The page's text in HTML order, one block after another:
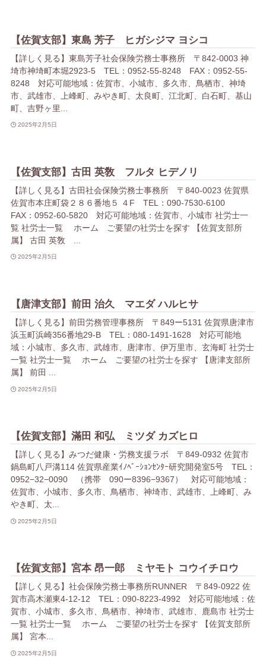
【佐賀支部】東島 芳子 ヒガシジマ ヨシコ
【詳しく見る】東島芳子社会保険労務士事務所 〒842-0003 神
埼市神埼町本堀2923-5 TEL：0952-55-8248 FAX：0952-55-
8248 対応可能地域：佐賀市、小城市、多久市、鳥栖市、神埼
市、武雄市、上峰町、みやき町、太良町、江北町、白石町、基山
町、吉野ヶ里...
2025年2月5日
【佐賀支部】古田 英敎 フルタ ヒデノリ
【詳しく見る】古田社会保険労務士事務所 〒840-0023 佐賀県
佐賀市本庄町袋２８６番地５ ４F TEL：090-7530-6100
FAX：0952-60-5820 対応可能地域：佐賀市、小城市 社労士一
覧 社労士一覧 ホーム ご要望の社労士を探す 【佐賀支部所
属】 古田 英敎 ...
2025年2月5日
【唐津支部】前田 治久 マエダ ハルヒサ
【詳しく見る】前田労務管理事務所 〒849ー5131 佐賀県唐津市
浜玉町浜崎356番地29-B TEL：080-1491-1628 対応可能地
域：小城市、多久市、武雄市、唐津市、伊万里市、玄海町 社労士
一覧 社労士一覧 ホーム ご要望の社労士を探す 【唐津支部所
属】 前田 ...
2025年2月5日
【佐賀支部】滿田 和弘 ミツダ カズヒロ
【詳しく見る】みつだ健康・労務支援ラボ 〒849-0932 佐賀市
鍋島町八戸溝114 佐賀県産業ｲﾉﾍﾞｰｼｮﾝｾﾝﾀｰ研究開発室5号 TEL：
0952−32−0090 （携帯 090ー8396−9367） 対応可能地域：
佐賀市、小城市、多久市、鳥栖市、神埼市、武雄市、上峰町、み
やき町、太...
2025年2月5日
【佐賀支部】宮本 昂一郎 ミヤモト コウイチロウ
【詳しく見る】社会保険労務士事務所RUNNER 〒849-0922 佐
賀市高木瀬東4-12-12 TEL：090-8223-4992 対応可能地域：佐
賀市、小城市、多久市、鳥栖市、神埼市、武雄市、鹿島市 社労士
一覧 社労士一覧 ホーム ご要望の社労士を探す 【佐賀支部所
属】 宮本...
2025年2月5日